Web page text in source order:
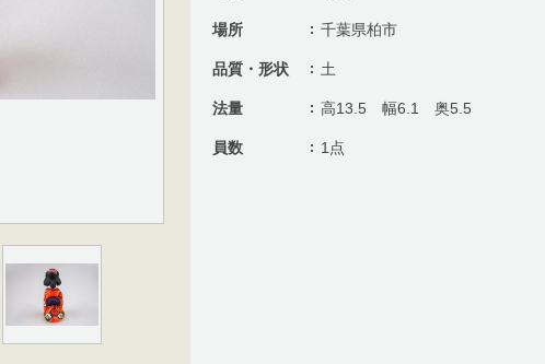
場所 千葉県柏市
品質・形状 土
法量 高13.5 幅6.1 奥5.5
員数 1点